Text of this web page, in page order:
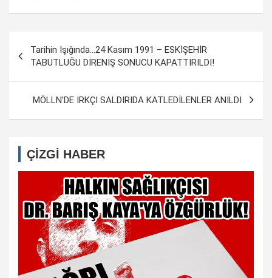
dolaşımı
Tarihin Işığında…24 Kasım 1991 – ESKİŞEHİR
TABUTLUĞU DİRENİŞ SONUCU KAPATTIRILDI!
MÖLLN’DE IRKÇI SALDIRIDA KATLEDİLENLER ANILDI
ÇİZGİ HABER